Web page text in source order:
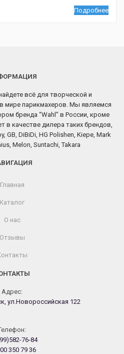
Подробнее
всё для творческой и
мире парикмахеров. Мы являемся
бренда “Wahl” в России, кроме
в качестве дилера таких брендов,
GB, DiBiDi, HG Polishen, Kiepe, Mark
Melon, Suntachi, Takara
Главная
Каталог
О нас
Отзывы
Адрес:
ул.Новороссийская 122
76-84
350 79 36